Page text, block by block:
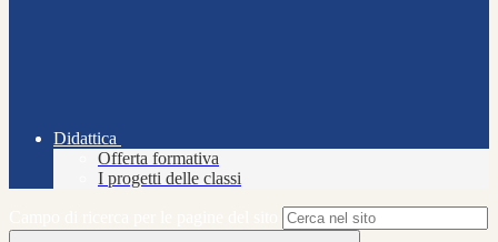
Didattica
Offerta formativa
I progetti delle classi